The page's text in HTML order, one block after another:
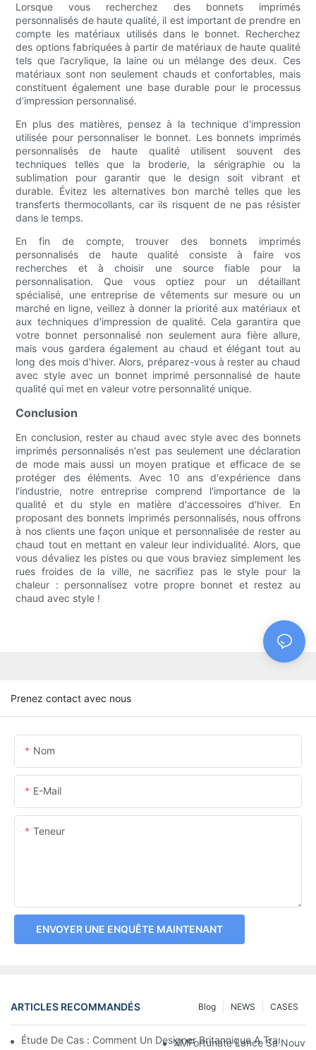
Lorsque vous recherchez des bonnets imprimés
personnalisés de haute qualité, il est important de prendre en
compte les matériaux utilisés dans le bonnet. Recherchez
des options fabriquées à partir de matériaux de haute qualité
tels que l’acrylique, la laine ou un mélange des deux. Ces
matériaux sont non seulement chauds et confortables, mais
constituent également une base durable pour le processus
d’impression personnalisé.
En plus des matières, pensez à la technique d'impression
utilisée pour personnaliser le bonnet. Les bonnets imprimés
personnalisés de haute qualité utilisent souvent des
techniques telles que la broderie, la sérigraphie ou la
sublimation pour garantir que le design soit vibrant et
durable. Évitez les alternatives bon marché telles que les
transferts thermocollants, car ils risquent de ne pas résister
dans le temps.
En fin de compte, trouver des bonnets imprimés
personnalisés de haute qualité consiste à faire vos
recherches et à choisir une source fiable pour la
personnalisation. Que vous optiez pour un détaillant
spécialisé, une entreprise de vêtements sur mesure ou un
marché en ligne, veillez à donner la priorité aux matériaux et
aux techniques d'impression de qualité. Cela garantira que
votre bonnet personnalisé non seulement aura fière allure,
mais vous gardera également au chaud et élégant tout au
long des mois d'hiver. Alors, préparez-vous à rester au chaud
avec style avec un bonnet imprimé personnalisé de haute
qualité qui met en valeur votre personnalité unique.
Conclusion
En conclusion, rester au chaud avec style avec des bonnets
imprimés personnalisés n'est pas seulement une déclaration
de mode mais aussi un moyen pratique et efficace de se
protéger des éléments. Avec 10 ans d'expérience dans
l'industrie, notre entreprise comprend l'importance de la
qualité et du style en matière d'accessoires d'hiver. En
proposant des bonnets imprimés personnalisés, nous offrons
à nos clients une façon unique et personnalisée de rester au
chaud tout en mettant en valeur leur individualité. Alors, que
vous dévaliez les pistes ou que vous braviez simplement les
rues froides de la ville, ne sacrifiez pas le style pour la
chaleur : personnalisez votre propre bonnet et restez au
chaud avec style !
Prenez contact avec nous
Nom
E-Mail
Teneur
ENVOYER UNE ENQUÊTE MAINTENANT
ARTICLES RECOMMANDÉS CASES
NEWS
Blog
Étude De Cas : Comment Un Designer Britannique A
XMFortunate Lance Sa